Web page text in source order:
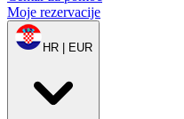
Moje rezervacije
HR | EUR